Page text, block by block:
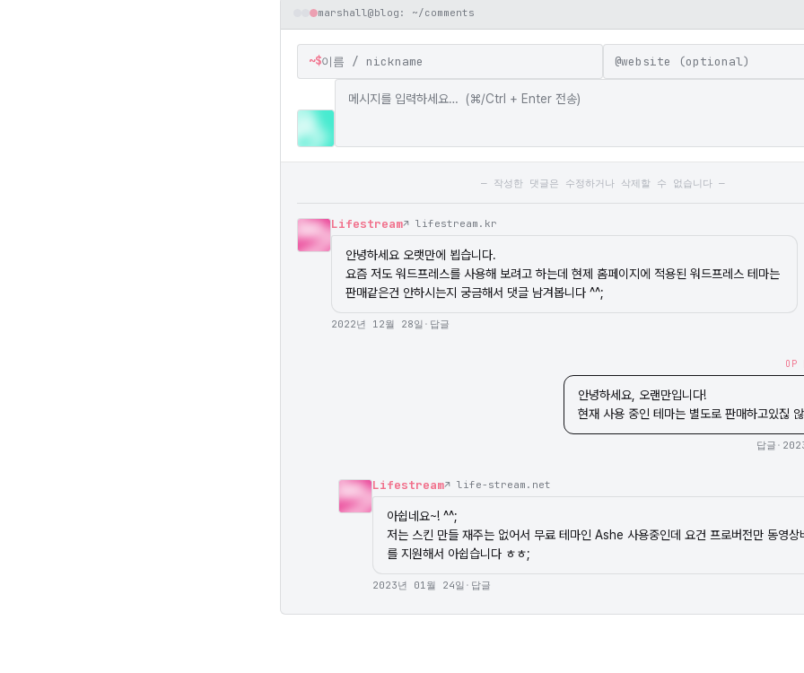
marshall@blog: ~/comments
~$ @
— 작성한 댓글은 수정하거나 삭제할 수 없습니다 —
Lifestream↗ lifestream.kr
안녕하세요 오랫만에 뵙습니다.
요즘 저도 워드프레스를 사용해 보려고 하는데 현제 홈페이지에 적용된 워드프레스 테마는
판매같은건 안하시는지 궁금해서 댓글 남겨봅니다 ^^;
2022년 12월 28일 · 답글
OP
안녕하세요, 오랜만입니다!
현재 사용 중인 테마는 별도로 판매하고있짆
·
답글
Lifestream↗ life-stream.net
아쉽네요~! ^^;
저는 스킨 만들 재주는 없어서 무료 테마인 Ashe 사용중인데 요건 프로버전만 동영상
를 지원해서 아쉽습니다 ㅎㅎ;
2023년 01월 24일 · 답글